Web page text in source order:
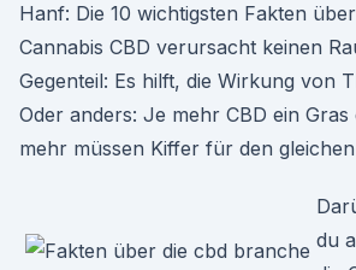
Hanf: Die 10 wichtigsten Fakten
Cannabis CBD verursacht keinen
Gegenteil: Es hilft, die Wirkung von
Oder anders: Je mehr CBD ein
mehr müssen Kiffer für den
du